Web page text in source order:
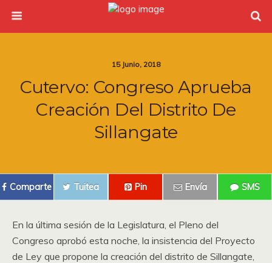
15 Junio, 2018
Cutervo: Congreso Aprueba
Creación Del Distrito De
Sillangate
Comparte Tuitea Pin Envía SMS
En la última sesión de la Legislatura, el Pleno del
Congreso aprobó esta noche, la insistencia del Proyecto
de Ley que propone la creación del distrito de Sillangate,